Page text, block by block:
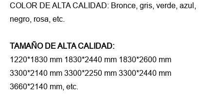
COLOR DE ALTA CALIDAD: Bronce, gris, verde, azul,
negro, rosa, etc.
TAMAÑO DE ALTA CALIDAD:
1220*1830 mm 1830*2440 mm 1830*2600 mm
3300*2140 mm 3300*2250 mm 3300*2440 mm
3660*2140 mm, etc.